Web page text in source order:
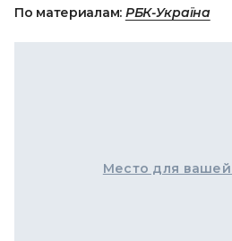
По материалам: РБК-Україна
Место для